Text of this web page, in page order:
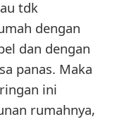
tdk
dengan
dan dengan
panas. Maka
ini
rumahnya,